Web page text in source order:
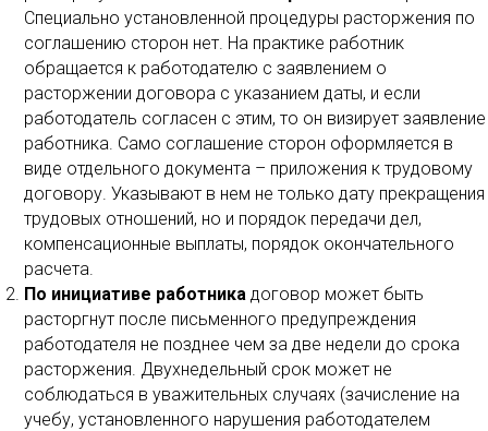
Специально установленной процедуры расторжения по
соглашению сторон нет. На практике работник
обращается к работодателю с заявлением о
расторжении договора с указанием даты, и если
работодатель согласен с этим, то он визирует заявление
работника. Само соглашение сторон оформляется в
виде отдельного документа – приложения к трудовому
договору. Указывают в нем не только дату прекращения
трудовых отношений, но и порядок передачи дел,
компенсационные выплаты, порядок окончательного
расчета.
По инициативе работника договор может быть
расторгнут после письменного предупреждения
работодателя не позднее чем за две недели до срока
расторжения. Двухнедельный срок может не
соблюдаться в уважительных случаях (зачисление на
учебу, установленного нарушения работодателем